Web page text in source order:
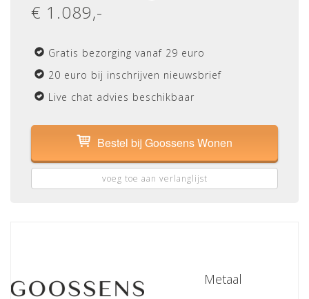
€ 1.089,-
Gratis bezorging vanaf 29 euro
20 euro bij inschrijven nieuwsbrief
Live chat advies beschikbaar
Bestel bij Goossens Wonen
voeg toe aan verlanglijst
Metaal